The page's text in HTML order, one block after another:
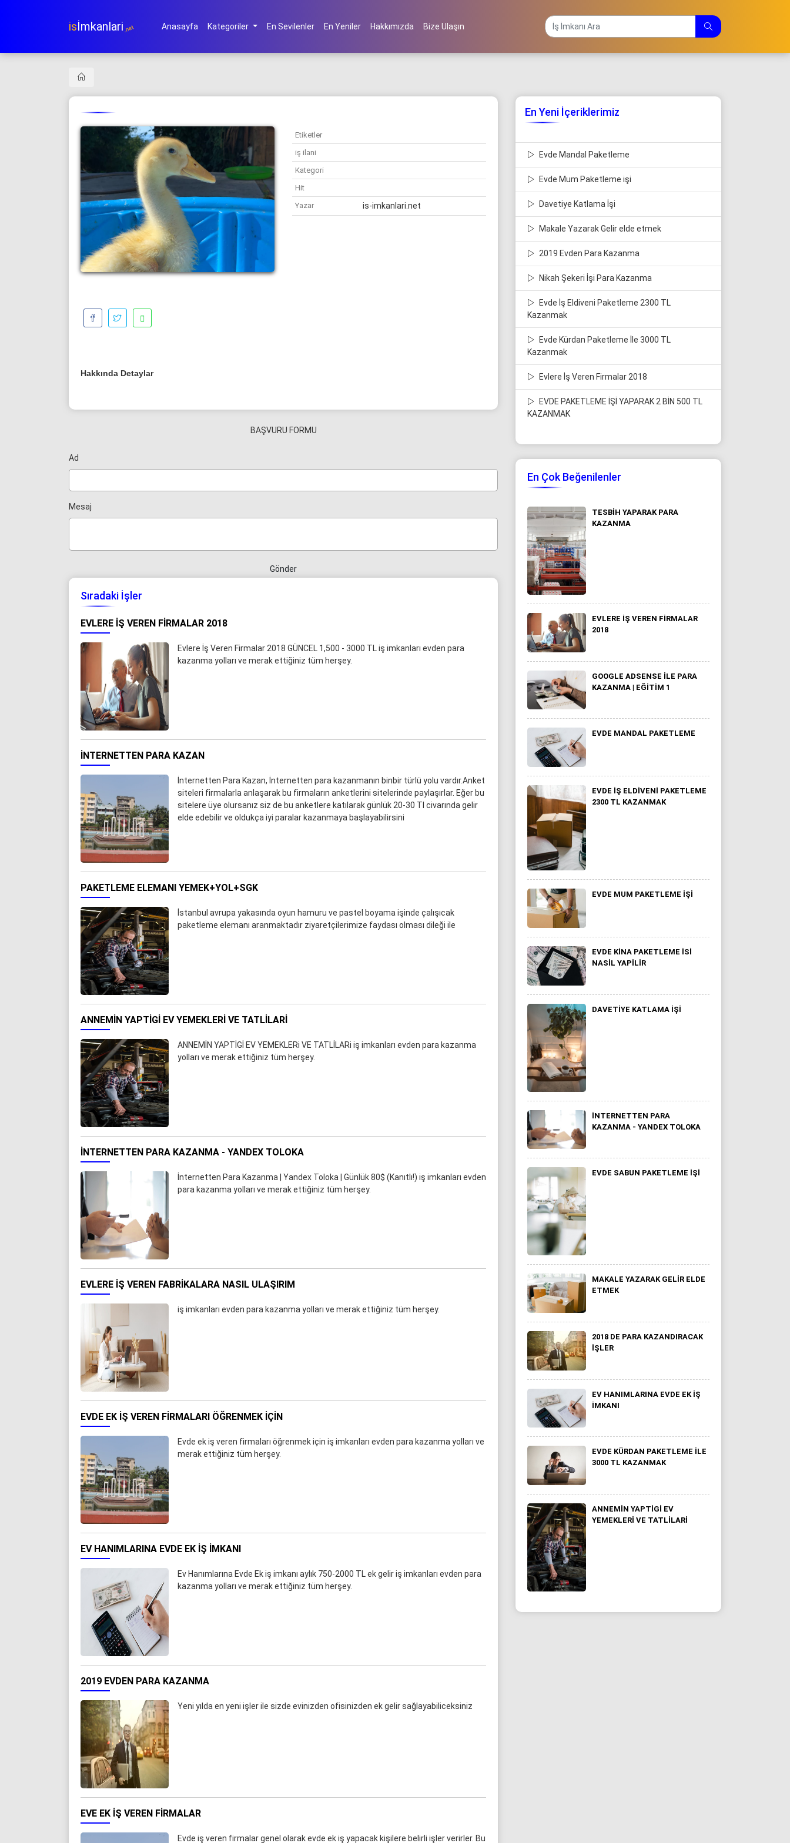
isİmkanlari.net Anasayfa Kategoriler En Sevilenler En Yeniler Hakkımızda Bize Ulaşın
Etiketler
iş ilani
Kategori
Hit
Yazar
is-imkanlari.net
Hakkında Detaylar
BAŞVURU FORMU
Ad
Mesaj
Gönder
Sıradaki İşler
EVLERE İŞ VEREN FIRMALAR 2018
Evlere İş Veren Firmalar 2018 GÜNCEL 1,500 - 3000 TL iş imkanları evden para
kazanma yolları ve merak ettiğiniz tüm herşey.
İNTERNETTEN PARA KAZAN
İnternetten Para Kazan, İnternetten para kazanmanın binbir türlü yolu vardır.Anket
siteleri firmalarla anlaşarak bu firmaların anketlerini sitelerinde paylaşırlar. Eğer bu
sitelere üye olursanız siz de bu anketlere katılarak günlük 20-30 Tl civarında gelir
elde edebilir ve oldukça iyi paralar kazanmaya başlayabilirsini
PAKETLEME ELEMANI YEMEK+YOL+SGK
İstanbul avrupa yakasında oyun hamuru ve pastel boyama işinde çalışıcak
paketleme elemanı aranmaktadır ziyaretçilerimize faydası olması dileği ile
ANNEMİN YAPTİGİ EV YEMEKLERI VE TATLİLARI
ANNEMİN YAPTİGİ EV YEMEKLERi VE TATLİLARi iş imkanları evden para kazanma
yolları ve merak ettiğiniz tüm herşey.
İNTERNETTEN PARA KAZANMA - YANDEX TOLOKA
İnternetten Para Kazanma | Yandex Toloka | Günlük 80$ (Kanıtlı!) iş imkanları evden
para kazanma yolları ve merak ettiğiniz tüm herşey.
EVLERE İŞ VEREN FABRIKALARA NASIL ULAŞIRIM
iş imkanları evden para kazanma yolları ve merak ettiğiniz tüm herşey.
EVDE EK IŞ VEREN FIRMALARI ÖĞRENMEK IÇIN
Evde ek iş veren firmaları öğrenmek için iş imkanları evden para kazanma yolları ve
merak ettiğiniz tüm herşey.
EV HANIMLARINA EVDE EK IŞ IMKANI
Ev Hanımlarına Evde Ek iş imkanı aylık 750-2000 TL ek gelir iş imkanları evden para
kazanma yolları ve merak ettiğiniz tüm herşey.
2019 EVDEN PARA KAZANMA
Yeni yılda en yeni işler ile sizde evinizden ofisinizden ek gelir sağlayabiliceksiniz
EVE EK IŞ VEREN FIRMALAR
Evde iş veren firmalar genel olarak evde ek iş yapacak kişilere belirli işler verirler. Bu
En Yeni İçeriklerimiz
Evde Mandal Paketleme
Evde Mum Paketleme işi
Davetiye Katlama İşi
Makale Yazarak Gelir elde etmek
2019 Evden Para Kazanma
Nikah Şekeri İşi Para Kazanma
Evde İş Eldiveni Paketleme 2300 TL
Kazanmak
Evde Kürdan Paketleme İle 3000 TL
Kazanmak
Evlere İş Veren Firmalar 2018
EVDE PAKETLEME İŞİ YAPARAK 2 BİN 500 TL
KAZANMAK
En Çok Beğenilenler
TESBIH YAPARAK PARA
KAZANMA
EVLERE İŞ VEREN FIRMALAR
2018
GOOGLE ADSENSE İLE PARA
KAZANMA | EĞITIM 1
EVDE MANDAL PAKETLEME
EVDE İŞ ELDIVENI PAKETLEME
2300 TL KAZANMAK
EVDE MUM PAKETLEME IŞI
EVDE KINA PAKETLEME ISI
NASIL YAPILIR
DAVETIYE KATLAMA İŞI
İNTERNETTEN PARA
KAZANMA - YANDEX TOLOKA
EVDE SABUN PAKETLEME İŞI
MAKALE YAZARAK GELIR ELDE
ETMEK
2018 DE PARA KAZANDIRACAK
İŞLER
EV HANIMLARINA EVDE EK IŞ
IMKANI
EVDE KÜRDAN PAKETLEME İLE
3000 TL KAZANMAK
ANNEMİN YAPTİGİ EV
YEMEKLERI VE TATLİLARI